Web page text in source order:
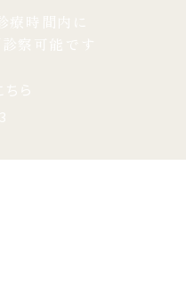
療時間内に
察可能です